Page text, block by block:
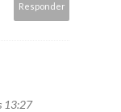
Responder
13:27